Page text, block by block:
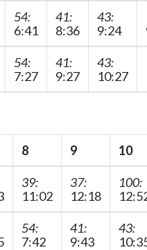
54:
6:41
41:
8:36
43:
9:24
54:
7:27
41:
9:27
43:
10:27
8 9 10
39:
11:02
37:
12:18
100:
54:
7:42
41:
9:43
43: